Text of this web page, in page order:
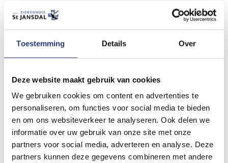
Toestemming Details Over
Deze website maakt gebruik van cookies
We gebruiken cookies om content en advertenties te
personaliseren, om functies voor social media te bieden
en om ons websiteverkeer te analyseren. Ook delen we
informatie over uw gebruik van onze site met onze
partners voor social media, adverteren en analyse. Deze
partners kunnen deze gegevens combineren met andere
Dompel elke dag de PEG-katheter.
Spuit de PEG-katheter elke dag door.
Dompelen
Zet het fixatieplaatje een paar centimeter van de huid los.
Neem de PEG-katheter tussen duim en wijsvinger.
Duw de katheter 3 tot 5 cm naar binnen en beweeg de
katheter een paar keer op en neer. Voor de PEJ-katheter, 3